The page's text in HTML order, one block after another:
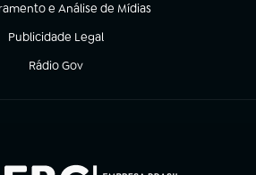
e Análise de Mídias
nova aba)
Publicidade Legal
(abre em nova aba)
Rádio Gov
(abre em nova aba)